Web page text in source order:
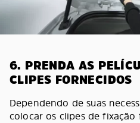
6. PRENDA AS
CLIPES FORNECIDOS
Dependendo de suas
colocar os clipes de fixação